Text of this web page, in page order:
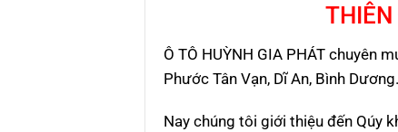
THIÊN
Ô TÔ HUỲNH GIA PHÁT chuyên
Phước Tân Vạn, Dĩ An, Bình
Nay chúng tôi giới thiệu đến Qúy